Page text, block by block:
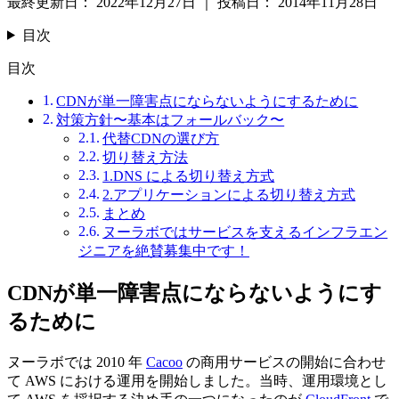
目次
目次
CDNが単一障害点にならないようにするために
対策方針〜基本はフォールバック〜
代替CDNの選び方
切り替え方法
1.DNS による切り替え方式
2.アプリケーションによる切り替え方式
まとめ
ヌーラボではサービスを支えるインフラエン
ジニアを絶賛募集中です！
CDNが単一障害点にならないようにす
るために
ヌーラボでは 2010 年 Cacoo の商用サービスの開始に合わせ
て AWS における運用を開始しました。当時、運用環境とし